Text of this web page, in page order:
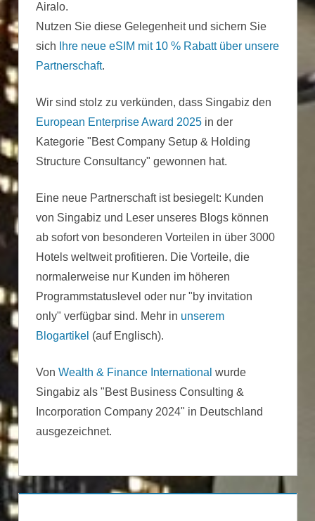
Airalo.
Nutzen Sie diese Gelegenheit und sichern Sie
sich
Ihre neue eSIM mit 10 % Rabatt über unsere
Partnerschaft.
Wir sind stolz zu verkünden, dass Singabiz den
European Enterprise Award 2025in der
Kategorie "Best Company Setup & Holding
Structure Consultancy" gewonnen hat.
Eine neue Partnerschaft ist besiegelt: Kunden
von Singabiz und Leser unseres Blogs können
ab sofort von besonderen Vorteilen in über 3000
Hotels weltweit profitieren. Die Vorteile, die
normalerweise nur Kunden im höheren
Programmstatuslevel oder nur "by invitation
only" verfügbar sind. Mehr in unserem
Blogartikel (auf Englisch).
Von Wealth & Finance International wurde
Singabiz als "Best Business Consulting &
Incorporation Company 2024" in Deutschland
ausgezeichnet.